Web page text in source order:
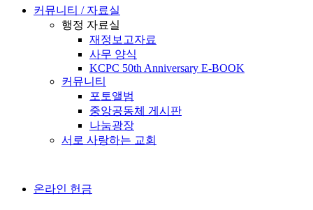
커뮤니티 / 자료실
행정 자료실
재정보고자료
사무 양식
KCPC 50th Anniversary E-BOOK
커뮤니티
포토앨범
중앙공동체 게시판
나눔광장
서로 사랑하는 교회
온라인 헌금